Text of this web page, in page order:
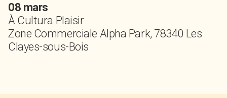
08 mars
À Cultura Plaisir
Zone Commerciale Alpha Park, 78340 Les
Clayes-sous-Bois